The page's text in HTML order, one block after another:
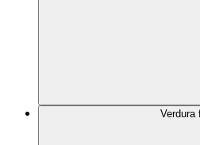
Verdura